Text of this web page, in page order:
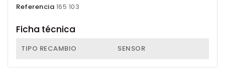
Referencia 165 103
Ficha técnica
TIPO RECAMBIO SENSOR